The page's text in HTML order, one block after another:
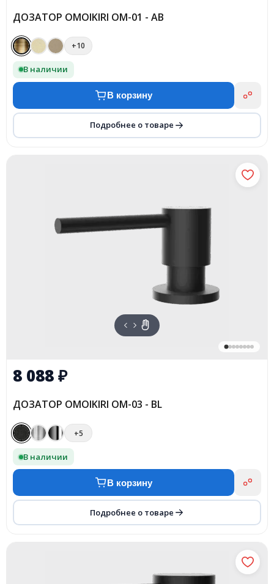
ДОЗАТОР OMOIKIRI OM-01 - AB
+10
В наличии
В корзину
Подробнее о товаре
8 088₽
ДОЗАТОР OMOIKIRI OM-03 - BL
+5
В наличии
В корзину
Подробнее о товаре